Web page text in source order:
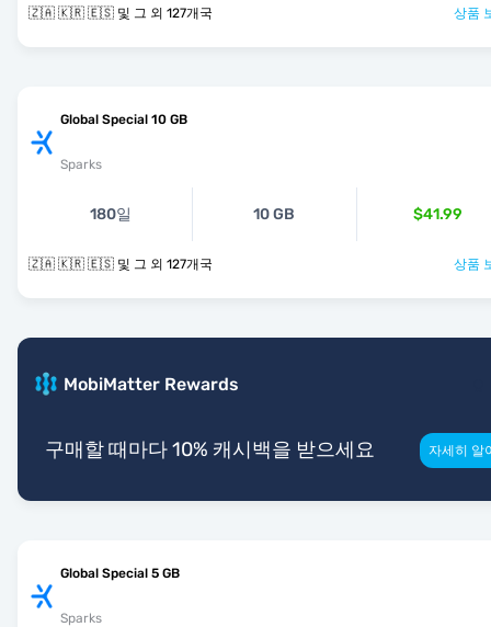
🇿🇦 🇰🇷 🇪🇸 및 그 외 127개국 상품
Global Special 10 GB
Sparks
180일 10 GB $41.99
🇿🇦 🇰🇷 🇪🇸 및 그 외 127개국 상품
MobiMatter Rewards
구매할 때마다 10% 캐시백을 받으세요 자세히 알
Global Special 5 GB
Sparks